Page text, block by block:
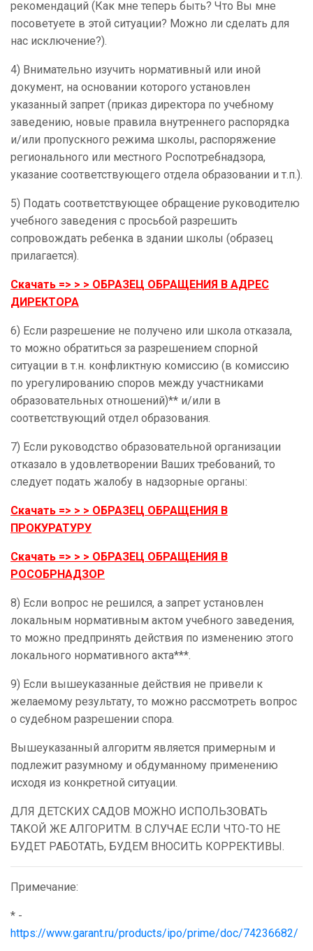
рекомендаций (Как мне теперь быть? Что Вы мне
посоветуете в этой ситуации? Можно ли сделать для
нас исключение?).
4) Внимательно изучить нормативный или иной
документ, на основании которого установлен
указанный запрет (приказ директора по учебному
заведению, новые правила внутреннего распорядка
и/или пропускного режима школы, распоряжение
регионального или местного Роспотребнадзора,
указание соответствующего отдела образовании и т.п.).
5) Подать соответствующее обращение руководителю
учебного заведения с просьбой разрешить
сопровождать ребенка в здании школы (образец
прилагается).
Скачать => > > ОБРАЗЕЦ ОБРАЩЕНИЯ В АДРЕС
ДИРЕКТОРА
6) Если разрешение не получено или школа отказала,
то можно обратиться за разрешением спорной
ситуации в т.н. конфликтную комиссию (в комиссию
по урегулированию споров между участниками
образовательных отношений)** и/или в
соответствующий отдел образования.
7) Если руководство образовательной организации
отказало в удовлетворении Ваших требований, то
следует подать жалобу в надзорные органы:
Скачать => > > ОБРАЗЕЦ ОБРАЩЕНИЯ В
ПРОКУРАТУРУ
Скачать => > > ОБРАЗЕЦ ОБРАЩЕНИЯ В
РОСОБРНАДЗОР
8) Если вопрос не решился, а запрет установлен
локальным нормативным актом учебного заведения,
то можно предпринять действия по изменению этого
локального нормативного акта***.
9) Если вышеуказанные действия не привели к
желаемому результату, то можно рассмотреть вопрос
о судебном разрешении спора.
Вышеуказанный алгоритм является примерным и
подлежит разумному и обдуманному применению
исходя из конкретной ситуации.
ДЛЯ ДЕТСКИХ САДОВ МОЖНО ИСПОЛЬЗОВАТЬ
ТАКОЙ ЖЕ АЛГОРИТМ. В СЛУЧАЕ ЕСЛИ ЧТО-ТО НЕ
БУДЕТ РАБОТАТЬ, БУДЕМ ВНОСИТЬ КОРРЕКТИВЫ.
Примечание:
* -
https://www.garant.ru/products/ipo/prime/doc/74236682/